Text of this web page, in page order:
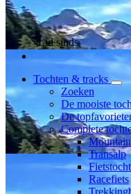
Lid sinds
Tochten & tracks
Zoeken
De mooiste
De
Complete
Transalp
Racefiets